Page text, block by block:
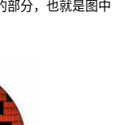
部分，也就是图中